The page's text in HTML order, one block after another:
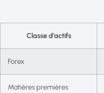
Classe d’actifs
Forex
Matières premières